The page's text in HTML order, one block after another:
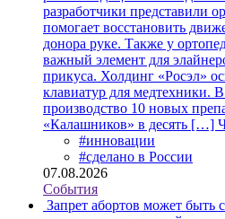
разработчики представили
помогает восстановить
донора руке. Также у
важный элемент для
прикуса. Холдинг «Росэл»
клавиатур для медтехники.
производство 10 новых
«Калашников» в десять […]
#инновации
#сделано в России
07.08.2026
События
Запрет абортов может быть